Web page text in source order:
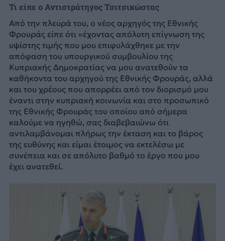
Τι είπε ο Αντιστράτηγος Τσιτσικώστας
Από την πλευρά του, ο νέος αρχηγός της Εθνικής
Φρουράς είπε ότι «έχοντας απόλυτη επίγνωση της
υψίστης τιμής που μου επιφυλάχθηκε με την
απόφαση του υπουργικού συμβουλίου της
Κυπριακής Δημοκρατίας να μου ανατεθούν τα
καθήκοντα του αρχηγού της Εθνικής Φρουράς, αλλά
και του χρέους που απορρέει από τον διορισμό μου
έναντι στην κυπριακή κοινωνία και στο προσωπικό
της Εθνικής Φρουράς του οποίου από σήμερα
καλούμε να ηγηθώ, σας διαβεβαιώνω ότι
αντιλαμβάνομαι πλήρως την έκταση και το βάρος
της ευθύνης και είμαι έτοιμος να εκτελέσω με
συνέπεια και σε απόλυτο βαθμό το έργο που μου
έχει ανατεθεί.